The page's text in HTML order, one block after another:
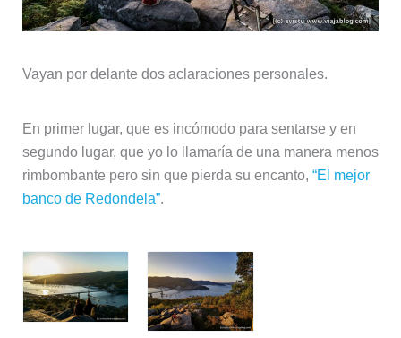
Vayan por delante dos aclaraciones personales.
En primer lugar, que es incómodo para sentarse y en
segundo lugar, que yo lo llamaría de una manera menos
rimbombante pero sin que pierda su encanto, “El mejor
banco de Redondela”.